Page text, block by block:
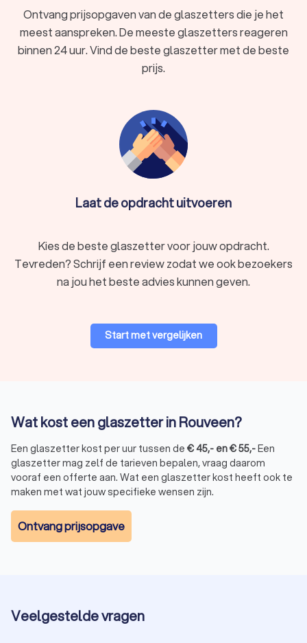
Ontvang prijsopgaven van de glaszetters die je het
meest aanspreken. De meeste glaszetters reageren
binnen 24 uur. Vind de beste glaszetter met de beste
prijs.
Laat de opdracht uitvoeren
Kies de beste glaszetter voor jouw opdracht.
Tevreden? Schrijf een review zodat we ook bezoekers
na jou het beste advies kunnen geven.
Start met vergelijken
Wat kost een glaszetter in Rouveen?
Een glaszetter kost per uur tussen de €45,- en€55,-Een
glaszetter mag zelf de tarieven bepalen, vraag daarom
vooraf een offerte aan. Wat een glaszetter kost heeft ook te
maken met wat jouw specifieke wensen zijn.
Ontvang prijsopgave
Veelgestelde vragen